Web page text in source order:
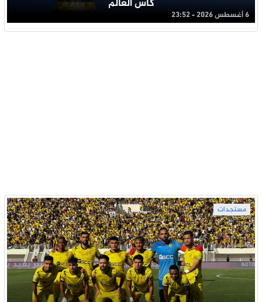
كأس العالم
6 أغسطس 2026 - 23:52
مستجدات